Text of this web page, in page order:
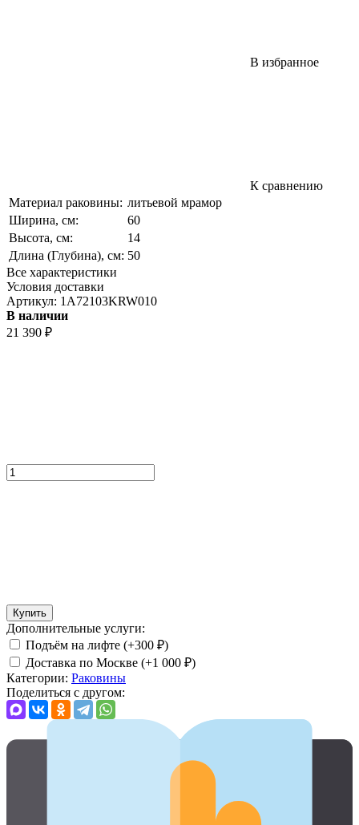
В избранное
К сравнению
Материал раковины: литьевой мрамор
Ширина, см:
60
Высота, см:
14
Длина (Глубина), см: 50
Все характеристики
Условия доставки
Артикул: 1A72103KRW010
В наличии
21 390 ₽
Купить
Дополнительные услуги:
Подъём на лифте (+300 ₽)
Доставка по Москве (+1 000 ₽)
Категории: Раковины
Поделиться с другом: